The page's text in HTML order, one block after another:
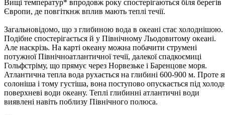
Вищі температур* впродовж року спостерігаються біля берегів
Європи, де повгіткнж вплив мають теплі течії.
Загальновідомо, що з глибиною вода в океані стає холоднішою.
Подібне спостерігається й у Північному Льодовитому океані.
Але наскрізь. На карті океану можна побачити струмені
потужної Північно­атлантичної течії, далекої спадкоємиці
Гольфстріму, що прямує через Норвезьке і Баренцове моря.
Атлантична тепла вода рухається на глибині 600-900 м. Проте
солоніша і тому густіша, вона поступово опускається під
поверхневі води океану. Теплі глибинні атлантичні води
виявлені навіть поблизу Північного полюса.